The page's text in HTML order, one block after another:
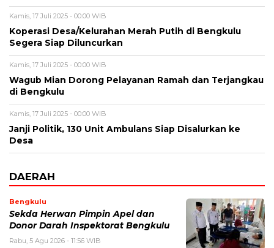
Kamis, 17 Juli 2025 - 00:00 WIB
Koperasi Desa/Kelurahan Merah Putih di Bengkulu
Segera Siap Diluncurkan
Kamis, 17 Juli 2025 - 00:00 WIB
Wagub Mian Dorong Pelayanan Ramah dan Terjangkau
di Bengkulu
Kamis, 17 Juli 2025 - 00:00 WIB
Janji Politik, 130 Unit Ambulans Siap Disalurkan ke
Desa
DAERAH
Bengkulu
Sekda Herwan Pimpin Apel dan
Donor Darah Inspektorat Bengkulu
Rabu, 5 Agu 2026 - 11:56 WIB